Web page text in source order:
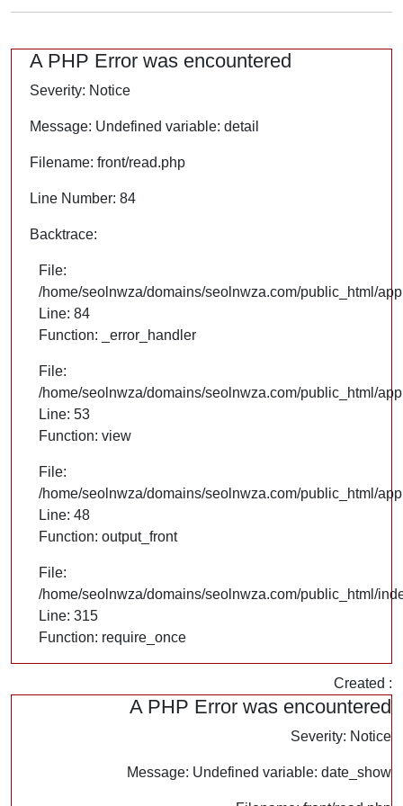
A PHP Error was encountered
Severity: Notice
Message: Undefined variable: detail
Filename: front/read.php
Line Number: 84
Backtrace:
File:
/home/seolnwza/domains/seolnwza.com/public_html/
Line: 84
Function: _error_handler
File:
/home/seolnwza/domains/seolnwza.com/public_html/
Line: 53
Function: view
File:
/home/seolnwza/domains/seolnwza.com/public_html/
Line: 48
Function: output_front
File:
/home/seolnwza/domains/seolnwza.com/public_html/
Line: 315
Function: require_once
Created :
A PHP Error was encountered
Severity: Notice
Message: Undefined variable: date_show